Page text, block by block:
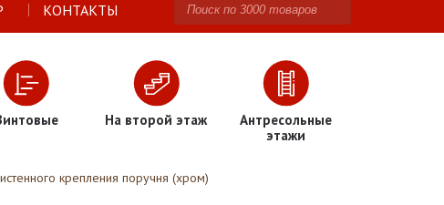
КОНТАКТЫ
На второй этаж
Антресольные
этажи
крепления поручня (хром)